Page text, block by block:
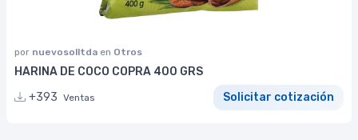
por nuevosolltda en Otros
HARINA DE COCO COPRA 400 GRS
+393 Ventas Solicitar cotización